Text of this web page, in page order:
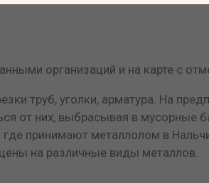
организаций и на карте с
труб, уголки, арматура. На
от них, выбрасывая в мусорные
принимают металлолом в
на различные виды металлов.